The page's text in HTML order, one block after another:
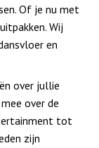
Of je nu met
Wij
en
over jullie
over de
tot
zijn